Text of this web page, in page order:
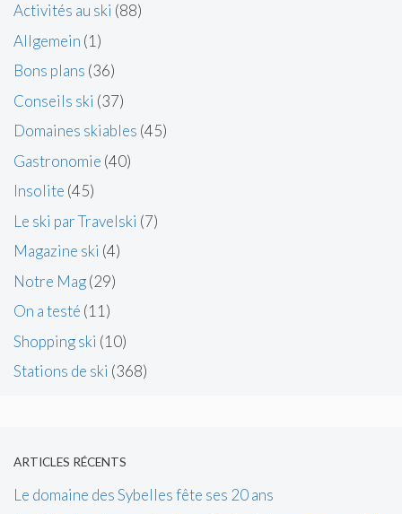
Activités au ski (88)
Allgemein (1)
Bons plans (36)
Conseils ski (37)
Domaines skiables (45)
Gastronomie (40)
Insolite (45)
Le ski par Travelski (7)
Magazine ski (4)
Notre Mag(29)
On a testé (11)
Shopping ski (10)
Stations de ski (368)
ARTICLES RÉCENTS
Le domaine des Sybelles fête ses 20 ans